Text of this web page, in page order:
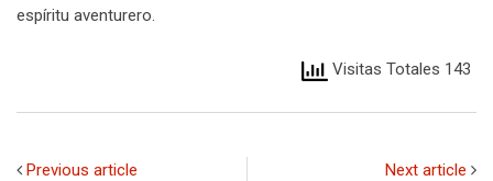
espíritu aventurero.
Visitas Totales 143
Previous article Next article